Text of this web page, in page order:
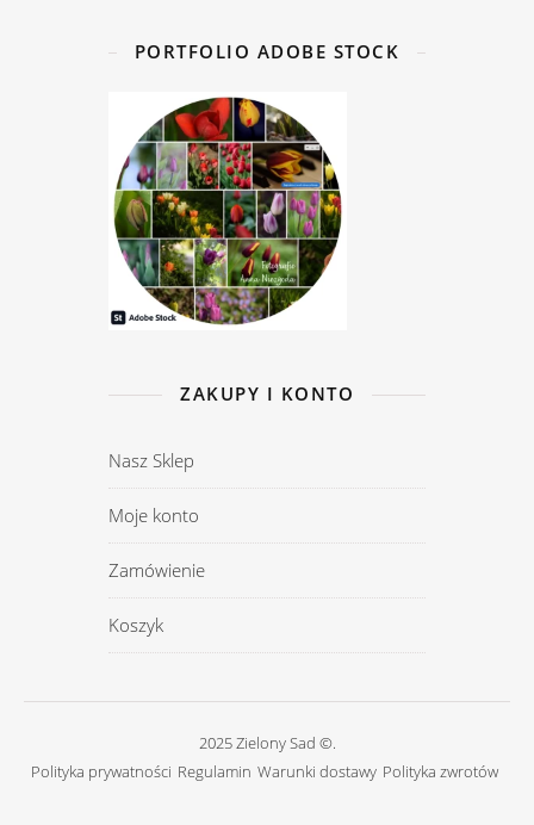
PORTFOLIO ADOBE STOCK
ZAKUPY I KONTO
Nasz Sklep
Moje konto
Zamówienie
Koszyk
2025 Zielony Sad ©.
Polityka prywatności Regulamin Warunki dostawy Polityka zwrotów